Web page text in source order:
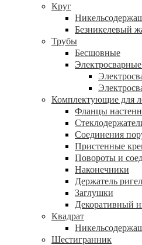
Круг
Безникелевый
Трубы
Бесшовные
Комплектующие для
Фланцы
Соединения
Пристенные
Повороты и
Наконечники
Держатель
Заглушки
Декоративный
Квадрат
Шестигранник